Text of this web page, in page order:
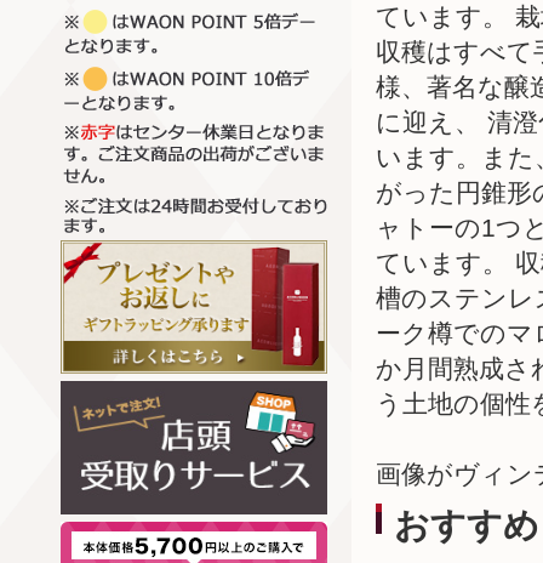
ています。
収穫はすべて
様、著名な醸
に迎え、 清
います。また
がった円錐
ャトーの1つ
ています。
槽のステンレ
ーク樽での
か月間熟成さ
う土地の個
画像がヴィン
おすすめ